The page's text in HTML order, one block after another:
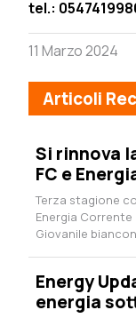
tel.:
11 Marzo 2024
Articoli
Si rinnova
FC e
Terza stagione
Energia
Giovanile
Energy
energia